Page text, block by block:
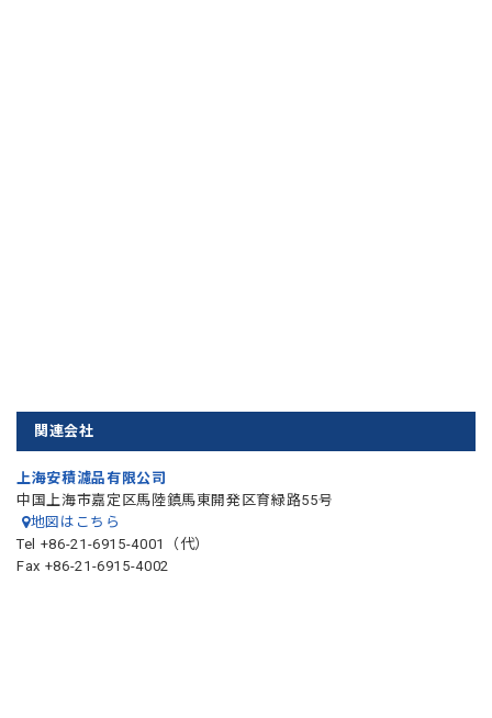
関連会社
上海安積濾品有限公司
中国上海市嘉定区馬陸鎮馬東開発区育緑路55号
地図はこちら
Tel +86-21-6915-4001（代）
Fax +86-21-6915-4002